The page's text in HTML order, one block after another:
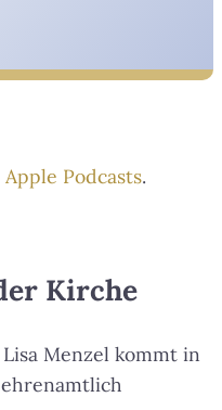
Apple Podcasts.
Kirche
Lisa Menzel kommt in